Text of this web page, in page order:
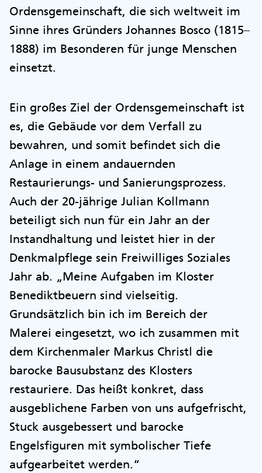
Ordensgemeinschaft, die sich weltweit im
Sinne ihres Gründers Johannes Bosco (1815–
1888) im Besonderen für junge Menschen
einsetzt.
Ein großes Ziel der Ordensgemeinschaft ist
es, die Gebäude vor dem Verfall zu
bewahren, und somit befindet sich die
Anlage in einem andauernden
Restaurierungs- und Sanierungsprozess.
Auch der 20-jährige Julian Kollmann
beteiligt sich nun für ein Jahr an der
Instandhaltung und leistet hier in der
Denkmalpflege sein Freiwilliges Soziales
Jahr ab. „Meine Aufgaben im Kloster
Benediktbeuern sind vielseitig.
Grundsätzlich bin ich im Bereich der
Malerei eingesetzt, wo ich zusammen mit
dem Kirchenmaler Markus Christl die
barocke Bausubstanz des Klosters
restauriere. Das heißt konkret, dass
ausgeblichene Farben von uns aufgefrischt,
Stuck ausgebessert und barocke
Engelsfiguren mit symbolischer Tiefe
aufgearbeitet werden.“